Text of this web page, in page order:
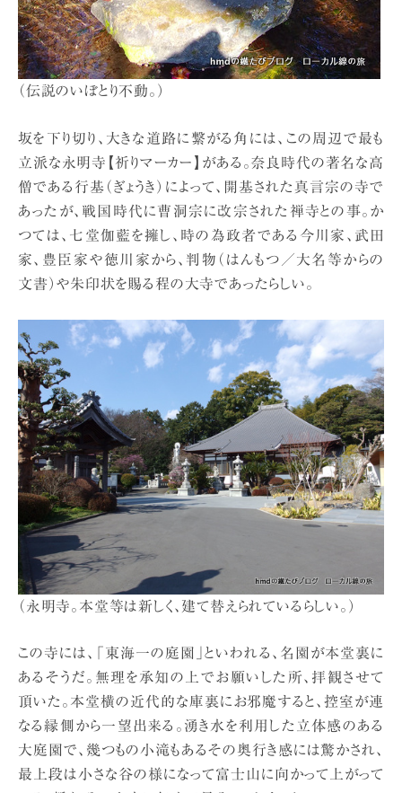
（伝説のいぼとり不動。）
坂を下り切り、大きな道路に繋がる角には、この周辺で最も
立派な永明寺【祈りマーカー】がある。奈良時代の著名な高
僧である行基（ぎょうき）によって、開基された真言宗の寺で
あったが、戦国時代に曹洞宗に改宗された禅寺との事。か
つては、七堂伽藍を擁し、時の為政者である今川家、武田
家、豊臣家や徳川家から、判物（はんもつ／大名等からの
文書）や朱印状を賜る程の大寺であったらしい。
（永明寺。本堂等は新しく、建て替えられているらしい。）
この寺には、「東海一の庭園」といわれる、名園が本堂裏に
あるそうだ。無理を承知の上でお願いした所、拝観させて
頂いた。本堂横の近代的な庫裏にお邪魔すると、控室が連
なる縁側から一望出来る。湧き水を利用した立体感のある
大庭園で、幾つもの小滝もあるその奥行き感には驚かされ、
最上段は小さな谷の様になって富士山に向かって上がって